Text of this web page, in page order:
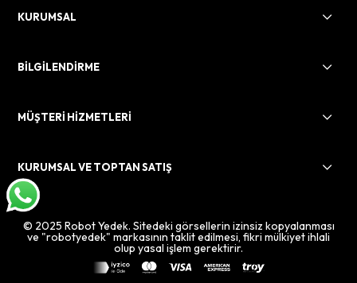
KURUMSAL
BİLGİLENDİRME
MÜŞTERİ HİZMETLERİ
KURUMSAL VE TOPTAN SATIŞ
© 2025 Robot Yedek. Sitedeki görsellerin izinsiz kopyalanması
ve "robotyedek" markasının taklit edilmesi, fikri mülkiyet ihlali
olup yasal işlem gerektirir.